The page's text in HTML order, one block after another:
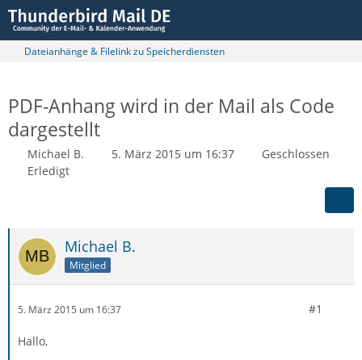
Dateianhänge & Filelink zu Speicherdiensten
PDF-Anhang wird in der Mail als Code
dargestellt
Michael B. 5. März 2015 um 16:37
Geschlossen
Erledigt
Michael B.
Mitglied
5. März 2015 um 16:37 #1
Hallo,